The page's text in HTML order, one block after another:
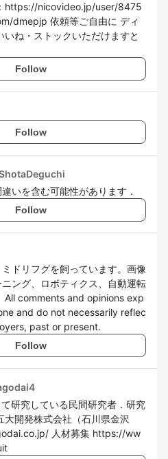
https://nicovideo.jp/user/8475
dmepjp 依頼等ご自由に ディ
いね・ストックいただけますと
Follow
Follow
いを含む可能性があります．
Follow
ドリフグを飼っています。画像
ング、ロボティクス、自動運転
All comments and opinions exp
and do not necessarily reflec
past or present.
Follow
研究している民間研究者．研究
大開発株式会社（石川県金沢
人材募集 https://ww